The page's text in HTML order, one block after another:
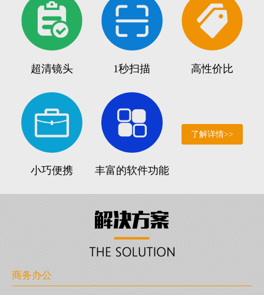
超清镜头 1秒扫描 高性价比
小巧便携 丰富的软件功能
了解详情>>
商务办公